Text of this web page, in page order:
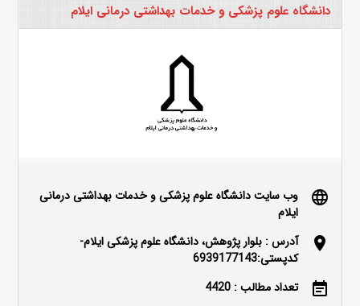
دانشگاه علوم پزشکی و خدمات بهداشتی درمانی ایلام
language
وب سایت دانشگاه علوم پزشکی و خدمات بهداشتی درمانی
ایلام
location_on
آدرس : بلوار پژوهش، دانشگاه علوم پزشکی ایلام-
کدپستی:6939177143
event_note تعداد مطالب : 4420